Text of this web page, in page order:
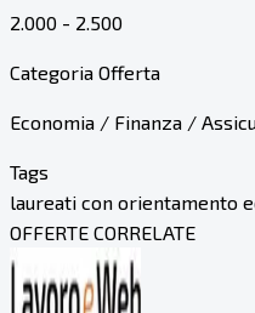
2.000 - 2.500
Categoria Offerta
Economia / Finanza /
Tags
laureati con orientamento
OFFERTE CORRELATE